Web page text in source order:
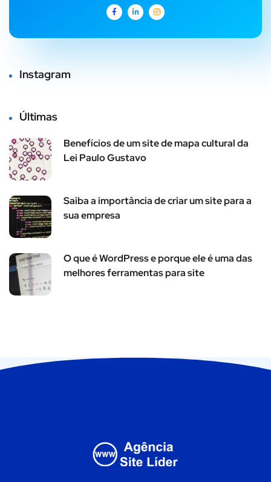
Instagram
Últimas
Benefícios de um site de mapa cultural da
Lei Paulo Gustavo
Saiba a importância de criar um site para a
sua empresa
O que é WordPress e porque ele é uma das
melhores ferramentas para site